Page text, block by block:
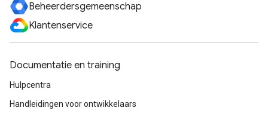
Beheerdersgemeenschap
Klantenservice
Documentatie en training
Hulpcentra
Handleidingen voor ontwikkelaars